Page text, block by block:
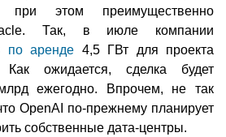
при этом преимущественно
Так, в июле компании
по аренде 4,5 ГВт для проекта
ожидается, сделка будет
ежегодно. Впрочем, не так
OpenAI по-прежнему планирует
собственные дата-центры.